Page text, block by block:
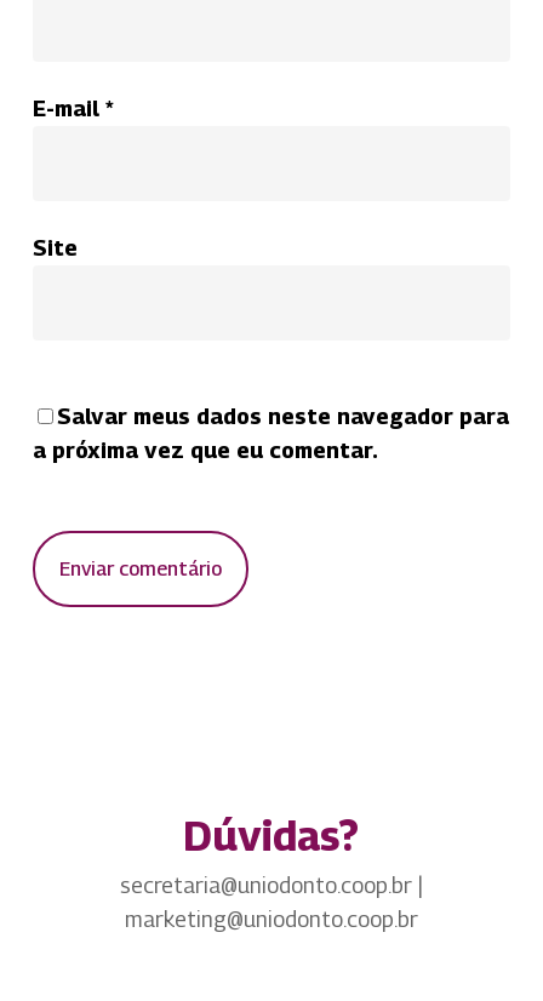
E-mail *
Site
Salvar meus dados neste navegador para
a próxima vez que eu comentar.
Dúvidas?
secretaria@uniodonto.coop.br |
marketing@uniodonto.coop.br